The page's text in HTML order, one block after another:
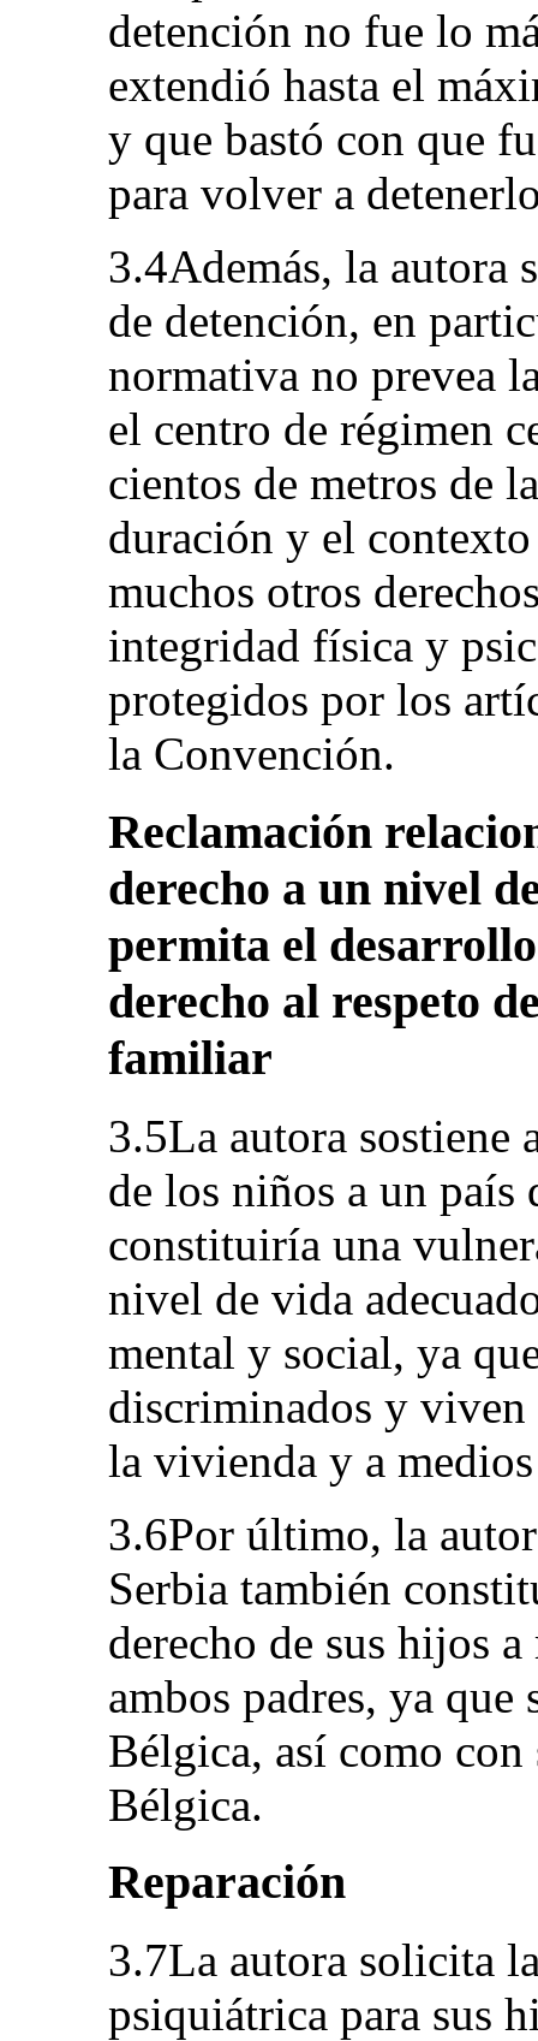
detención no fue lo
extendió hasta el
y que bastó con que
para volver a
3.4Además, la autora
de detención, en
normativa no prevea
el centro de régimen
cientos de metros de
duración y el
muchos otros
integridad física y
protegidos por los
la Convención.
Reclamación
derecho a un nivel
permita el
derecho al respeto
familiar
3.5La autora sostiene
de los niños a un país
constituiría una
nivel de vida
mental y social, ya
discriminados y viven
la vivienda y a
3.6Por último, la
Serbia también
derecho de sus hijos
ambos padres, ya que
Bélgica, así como con
Bélgica.
Reparación
3.7La autora solicita
psiquiátrica para sus